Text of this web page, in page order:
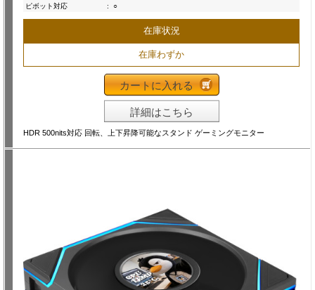
ピボット対応
: ○
在庫状況
在庫わずか
カートに入れる
詳細はこちら
HDR 500nits対応 回転、上下昇降可能なスタンド ゲーミングモニター